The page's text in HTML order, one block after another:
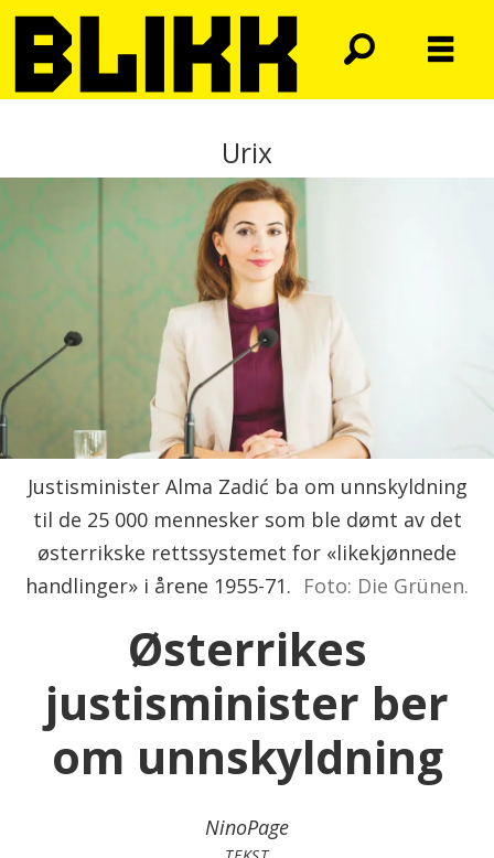
Urix
Justisminister Alma Zadić ba om unnskyldning
til de 25 000 mennesker som ble dømt av det
østerrikske rettssystemet for «likekjønnede
handlinger» i årene 1955-71. Foto: Die Grünen.
Østerrikes
justisminister ber
om unnskyldning
NinoPage